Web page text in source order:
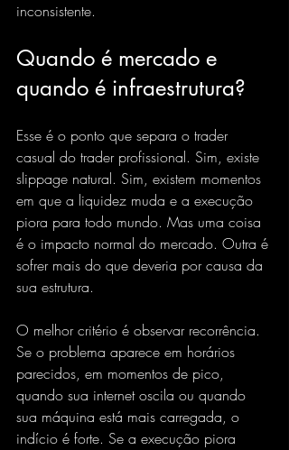
inconsistente.
Quando é mercado e
quando é infraestrutura?
Esse é o ponto que separa o trader
casual do trader profissional. Sim, existe
slippage natural. Sim, existem momentos
em que a liquidez muda e a execução
piora para todo mundo. Mas uma coisa
é o impacto normal do mercado. Outra é
sofrer mais do que deveria por causa da
sua estrutura.
O melhor critério é observar recorrência.
Se o problema aparece em horários
parecidos, em momentos de pico,
quando sua internet oscila ou quando
sua máquina está mais carregada, o
indício é forte. Se a execução piora